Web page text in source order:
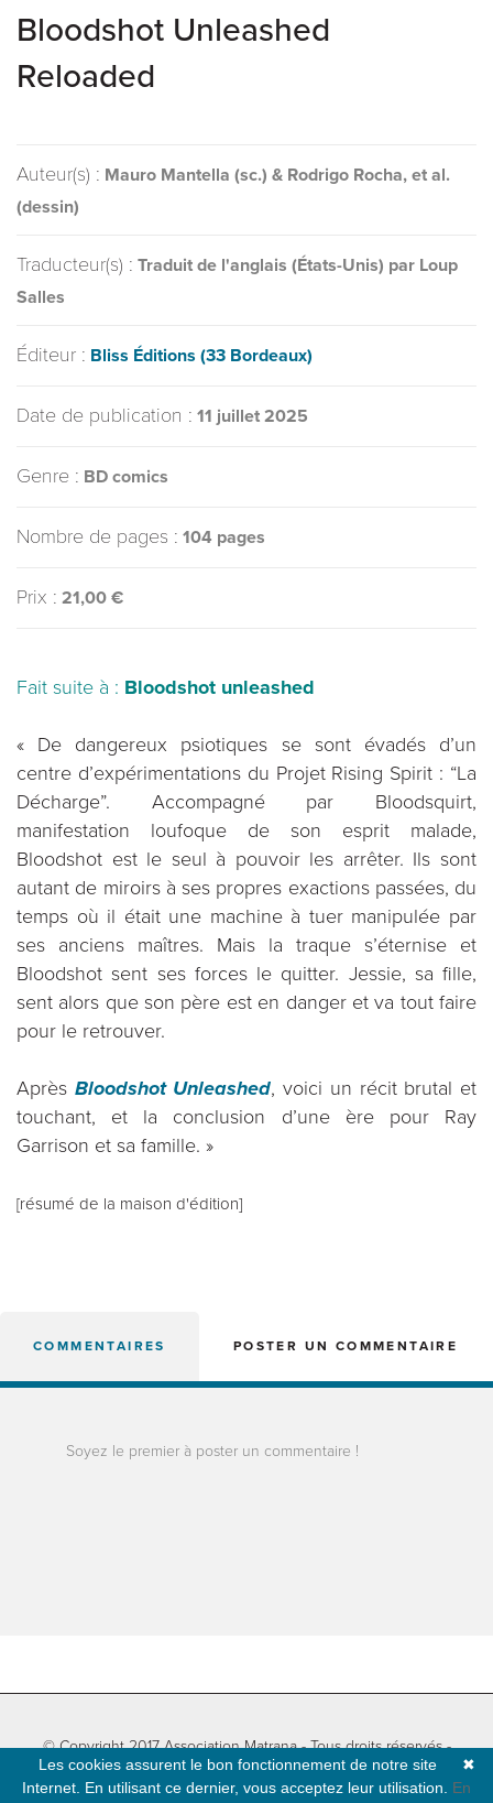
Bloodshot Unleashed
Reloaded
Auteur(s) : Mauro Mantella (sc.) & Rodrigo Rocha, et al.
(dessin)
Traducteur(s) : Traduit de l'anglais (États-Unis) par Loup
Salles
Éditeur : Bliss Éditions (33 Bordeaux)
Date de publication : 11 juillet 2025
Genre : BD comics
Nombre de pages : 104 pages
Prix : 21,00 €
Fait suite à : Bloodshot unleashed
« De dangereux psiotiques se sont évadés d’un
centre d’expérimentations du Projet Rising Spirit : “La
Décharge”. Accompagné par Bloodsquirt,
manifestation loufoque de son esprit malade,
Bloodshot est le seul à pouvoir les arrêter. Ils sont
autant de miroirs à ses propres exactions passées, du
temps où il était une machine à tuer manipulée par
ses anciens maîtres. Mais la traque s’éternise et
Bloodshot sent ses forces le quitter. Jessie, sa fille,
sent alors que son père est en danger et va tout faire
pour le retrouver.
Après Bloodshot Unleashed, voici un récit brutal et
touchant, et la conclusion d’une ère pour Ray
Garrison et sa famille. »
[résumé de la maison d'édition]
COMMENTAIRES POSTER UN COMMENTAIRE
Soyez le premier à poster un commentaire !
© Copyright 2017 Association Matrana - Tous droits réservés -
Informations légales- Plan du site- Développé parNatural-net
✖
Les cookies assurent le bon fonctionnement de notre site
Internet. En utilisant ce dernier, vous acceptez leur utilisation. En